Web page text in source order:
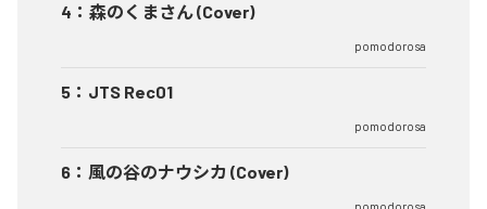
4 ： 森のくまさん (Cover)
pomodorosa
5 ： JTS Rec01
pomodorosa
6 ： 風の谷のナウシカ (Cover)